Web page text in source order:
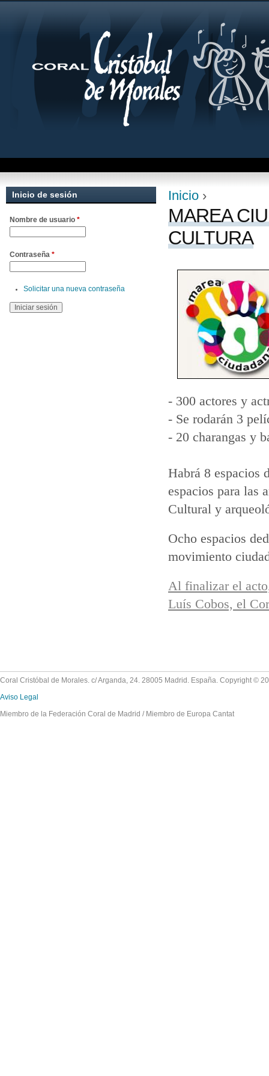
Se encuentra
Inicio ›
MAREA
CULTURA
- 300 actores y
- Se rodarán 3
- 20 charangas y
Habrá 8 espacios
espacios para las
Cultural y
Ocho espacios
movimiento
Al finalizar el
Luís Cobos, el
Inicio de sesión
Nombre de usuario *
Contraseña *
Solicitar una nueva contraseña
Coral Cristóbal de Morales. c/ Arganda, 24. 28005 Madrid. España. Copyright ©
Aviso Legal
Miembro de la Federación Coral de Madrid / Miembro de Europa Cantat